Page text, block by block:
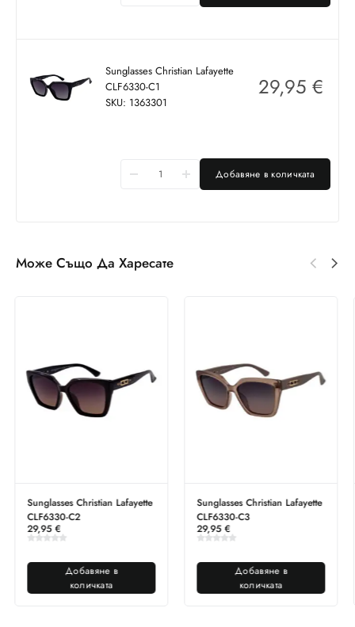
Sunglasses Christian Lafayette
CLF6330-C1
SKU: 1363301
29,95 €
Добавяне в количката
Може Също Да Харесате
Sunglasses Christian Lafayette
CLF6330-C2
29,95€
Добавяне в
количката
Sunglasses Christian Lafayette
CLF6330-C3
29,95€
Добавяне в
количката